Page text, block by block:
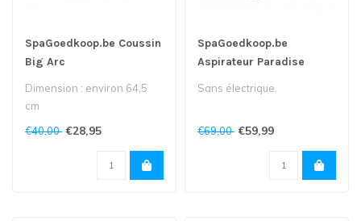
SpaGoedkoop.be Coussin
Big Arc
Dimension : environ 64,5
cm
€40,00 €28,95
SpaGoedkoop.be
Aspirateur Paradise
Spavac
Sans électrique.
€69,00 €59,99